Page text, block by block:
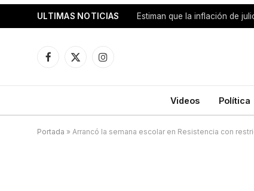
ULTIMAS NOTICIAS
Facebook
X
Instagram
Videos Política
Portada » Arrancó la semana escolar en Resistencia con